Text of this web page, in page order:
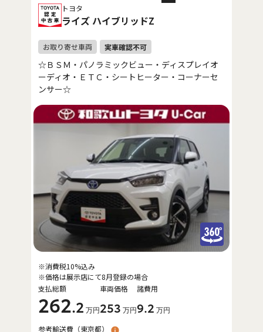
トヨタ
ライズ ハイブリッドZ
☆ＢＳＭ・パノラミックビュー・ディスプレイオ
ーディオ・ＥＴＣ・シートヒーター・コーナーセ
ンサー☆
支払総額
262.2 万円
車両価格
253 万円
諸費用
9.2 万円
※消費税10%込み
※価格は展示店にて8月登録の場合
参考輸送費（東京都）